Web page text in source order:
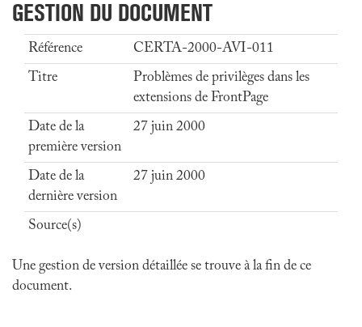
GESTION DU DOCUMENT
Référence
CERTA-2000-AVI-011
Titre
Problèmes de privilèges dans les
extensions de FrontPage
Date de la
première version
27 juin 2000
Date de la
dernière version
27 juin 2000
Source(s)
Une gestion de version détaillée se trouve à la fin de ce
document.